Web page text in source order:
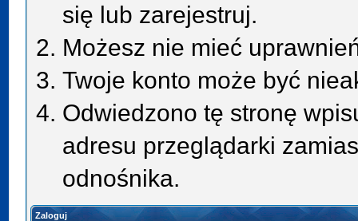
się lub zarejestruj.
Możesz nie mieć
Twoje konto może być
Odwiedzono tę stronę
adresu przeglądarki
odnośnika.
Zaloguj